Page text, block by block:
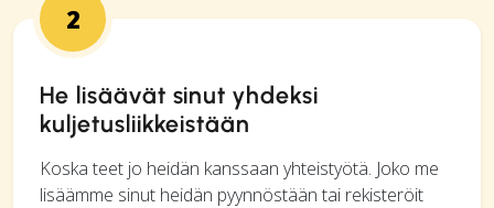
2
He lisäävät sinut yhdeksi
kuljetusliikkeistään
Koska teet jo heidän kanssaan yhteistyötä. Joko me
lisäämme sinut heidän pyynnöstään tai rekisteröit